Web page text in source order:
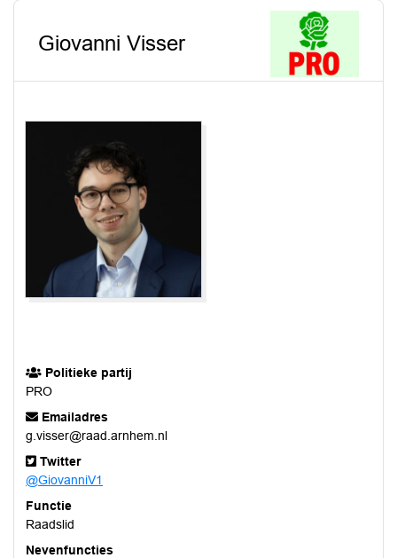
Giovanni Visser
Politieke partij
PRO
Emailadres
g.visser@raad.arnhem.nl
Twitter
@GiovanniV1
Functie
Raadslid
Nevenfuncties